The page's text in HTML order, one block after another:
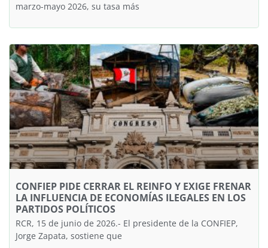
marzo-mayo 2026, su tasa más
CONFIEP PIDE CERRAR EL REINFO Y EXIGE FRENAR
LA INFLUENCIA DE ECONOMÍAS ILEGALES EN LOS
PARTIDOS POLÍTICOS
RCR, 15 de junio de 2026.- El presidente de la CONFIEP,
Jorge Zapata, sostiene que